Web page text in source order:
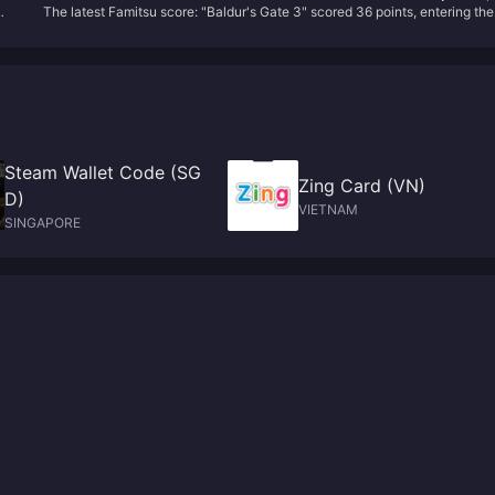
entering the Platinum Hall
The latest Famitsu score: "Baldur's Gate 3" scored 36 points, entering the
Steam Wallet Code (SG
D)
SINGAPORE
Zing Card (VN)
VIETNAM